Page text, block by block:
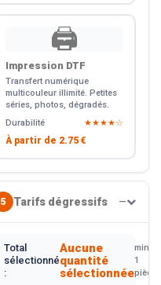
🖨️
Impression DTF
Transfert numérique
multicouleur illimité. Petites
séries, photos, dégradés.
Durabilité
★★★★☆
À partir de 2.75 €
5 Tarifs dégressifs —
Total
sélectionné
:
Aucune
quantité
sélectionnée
min.
1
pièce